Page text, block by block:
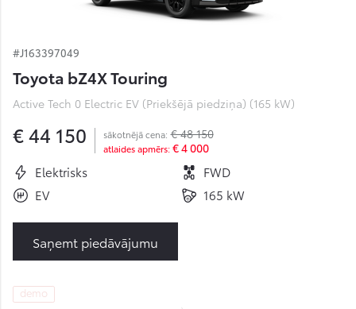
#J163397049
Toyota bZ4X Touring
Active Tech 0 Electric EV (Priekšējā piedziņa) (165 kW)
€ 44 150 sākotnējā cena: € 48 150
atlaides apmērs: € 4 000
Elektrisks
FWD
EV
165 kW
Saņemt piedāvājumu
demo